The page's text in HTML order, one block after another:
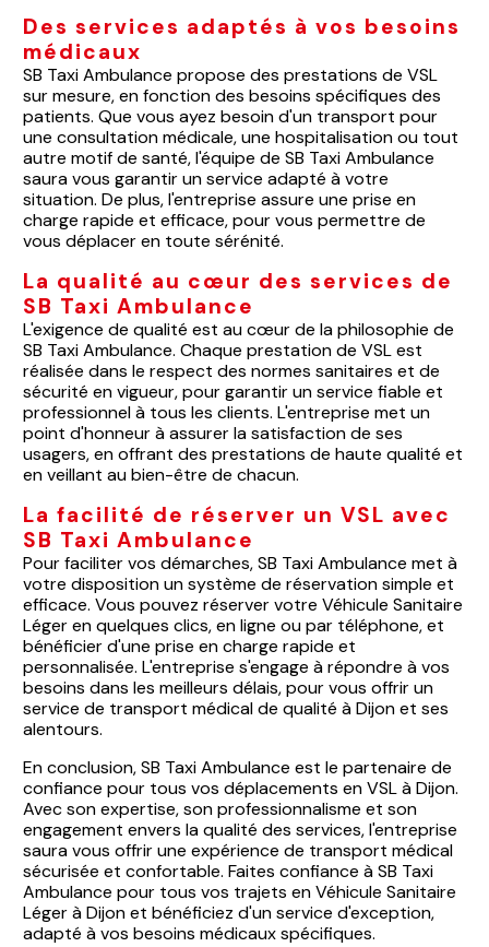
Des services adaptés à vos besoins
médicaux
SB Taxi Ambulance propose des prestations de VSL
sur mesure, en fonction des besoins spécifiques des
patients. Que vous ayez besoin d'un transport pour
une consultation médicale, une hospitalisation ou tout
autre motif de santé, l'équipe de SB Taxi Ambulance
saura vous garantir un service adapté à votre
situation. De plus, l'entreprise assure une prise en
charge rapide et efficace, pour vous permettre de
vous déplacer en toute sérénité.
La qualité au cœur des services de
SB Taxi Ambulance
L'exigence de qualité est au cœur de la philosophie de
SB Taxi Ambulance. Chaque prestation de VSL est
réalisée dans le respect des normes sanitaires et de
sécurité en vigueur, pour garantir un service fiable et
professionnel à tous les clients. L'entreprise met un
point d'honneur à assurer la satisfaction de ses
usagers, en offrant des prestations de haute qualité et
en veillant au bien-être de chacun.
La facilité de réserver un VSL avec
SB Taxi Ambulance
Pour faciliter vos démarches, SB Taxi Ambulance met à
votre disposition un système de réservation simple et
efficace. Vous pouvez réserver votre Véhicule Sanitaire
Léger en quelques clics, en ligne ou par téléphone, et
bénéficier d'une prise en charge rapide et
personnalisée. L'entreprise s'engage à répondre à vos
besoins dans les meilleurs délais, pour vous offrir un
service de transport médical de qualité à Dijon et ses
alentours.
En conclusion, SB Taxi Ambulance est le partenaire de
confiance pour tous vos déplacements en VSL à Dijon.
Avec son expertise, son professionnalisme et son
engagement envers la qualité des services, l'entreprise
saura vous offrir une expérience de transport médical
sécurisée et confortable. Faites confiance à SB Taxi
Ambulance pour tous vos trajets en Véhicule Sanitaire
Léger à Dijon et bénéficiez d'un service d'exception,
adapté à vos besoins médicaux spécifiques.